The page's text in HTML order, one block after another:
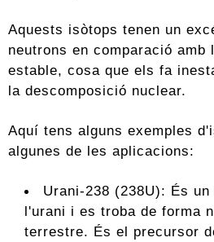
Aquests isòtops tenen un
neutrons en comparació amb
estable, cosa que els fa
la descomposició nuclear.
Aquí tens alguns exemples
algunes de les aplicacions:
Urani-238 (238U): És
l'urani i es troba de forma
terrestre. És el precursor